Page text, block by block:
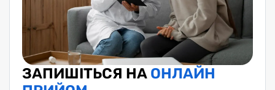
ЗАПИШІТЬСЯ НА ОНЛАЙН